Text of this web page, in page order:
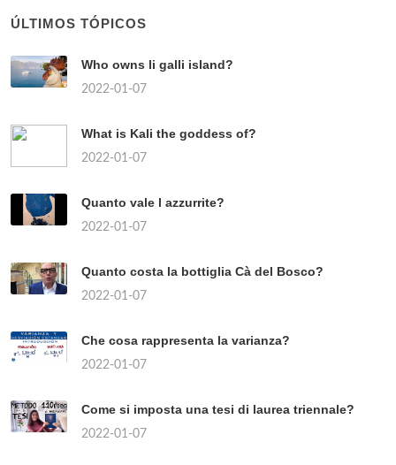
ÚLTIMOS TÓPICOS
Who owns li galli island?
2022-01-07
What is Kali the goddess of?
2022-01-07
Quanto vale l azzurrite?
2022-01-07
Quanto costa la bottiglia Cà del Bosco?
2022-01-07
Che cosa rappresenta la varianza?
2022-01-07
Come si imposta una tesi di laurea triennale?
2022-01-07